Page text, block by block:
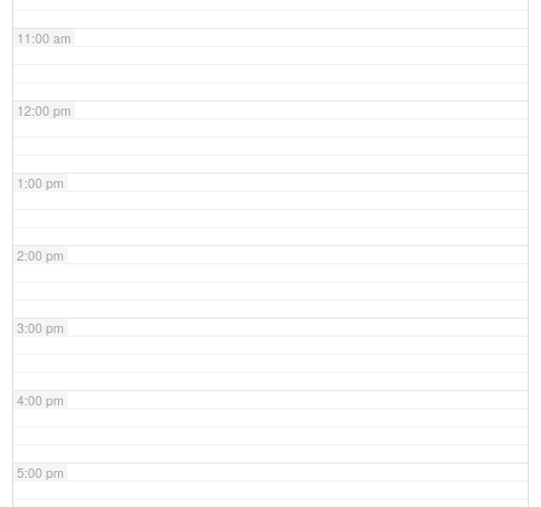
11:00 am
12:00 pm
1:00 pm
2:00 pm
3:00 pm
4:00 pm
5:00 pm